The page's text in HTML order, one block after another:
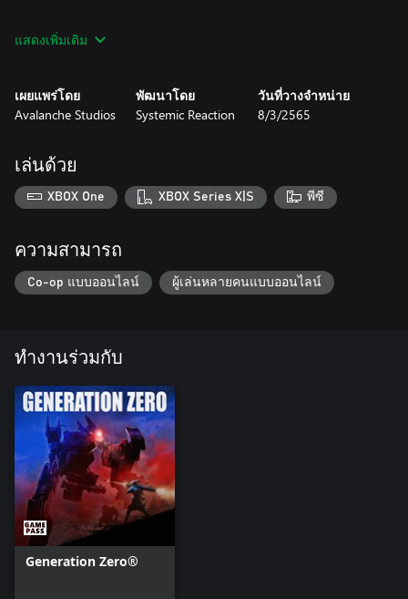
improved accuracy and adjustments to fit a scope mount.
to grant infantry an impressive mix of firepower, range and
accuracy and at the same time achieve being more portable than
Weapon attachments included:
• COM-10 Silencer - A unique silencer for the COM-10.
Attaching this mod will significantly reduce the noise created by
• COM-10 Extended Magazine - An extended magazine for the
ammo capacity.
• S21 Extended Magazine - An extended magazine for the S21.
G79 Grenade Launcher. This shell deals no damage but instead
enemies' visual prowess.
• G79 HE Grenade - A high-explosive round that fits the G79
Grenade Launcher. This low-velocity shell is capable of dealing
moderate explosive damage to armored targets.
• G79 EMP Grenade - A non-damaging, electromagnetic pulse
round that fits the G79 Grenade Launcher. This shell, once
detonated, is capable of knocking out all electronic devices within
a short range for an extended period of time.
Crafting schematics included:
แสดงเพิ่มเติม
เผยแพร่โดย
Avalanche Studios
พัฒนาโดย
Systemic Reaction
วันที่วางจำหน่าย
8/3/2565
เล่นด้วย
XBOX One XBOX Series X|S พีซี
ความสามารถ
Co-op แบบออนไลน์ ผู้เล่นหลายคนแบบออนไลน์
ทำงานร่วมกับ
Generation Zero®